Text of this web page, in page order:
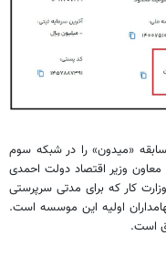
«میدون» را در شبکه سوم
وزیر اقتصاد دولت احمدی
کار که برای مدتی سرپرستی
اولیه این موسسه است.
است.